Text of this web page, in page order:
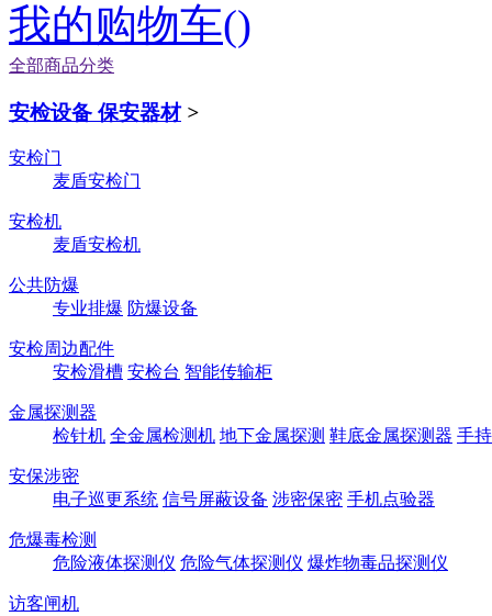
我的购物车()
全部商品分类
安检设备 保安器材 >
安检门
麦盾安检门
安检机
麦盾安检机
公共防爆
专业排爆 防爆设备
安检周边配件
安检滑槽 安检台 智能传输柜
金属探测器
检针机 全金属检测机 地下金属探测 鞋底金属探测器 手
安保涉密
电子巡更系统 信号屏蔽设备 涉密保密 手机点验器
危爆毒检测
危险液体探测仪 危险气体探测仪 爆炸物毒品探测仪
访客闸机